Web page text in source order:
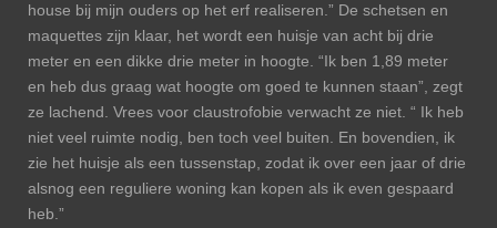
house bij mijn ouders op het erf realiseren.” De schetsen en
maquettes zijn klaar, het wordt een huisje van acht bij drie
meter en een dikke drie meter in hoogte. “Ik ben 1,89 meter
en heb dus graag wat hoogte om goed te kunnen staan”, zegt
ze lachend. Vrees voor claustrofobie verwacht ze niet. “ Ik heb
niet veel ruimte nodig, ben toch veel buiten. En bovendien, ik
zie het huisje als een tussenstap, zodat ik over een jaar of drie
alsnog een reguliere woning kan kopen als ik even gespaard
heb.”